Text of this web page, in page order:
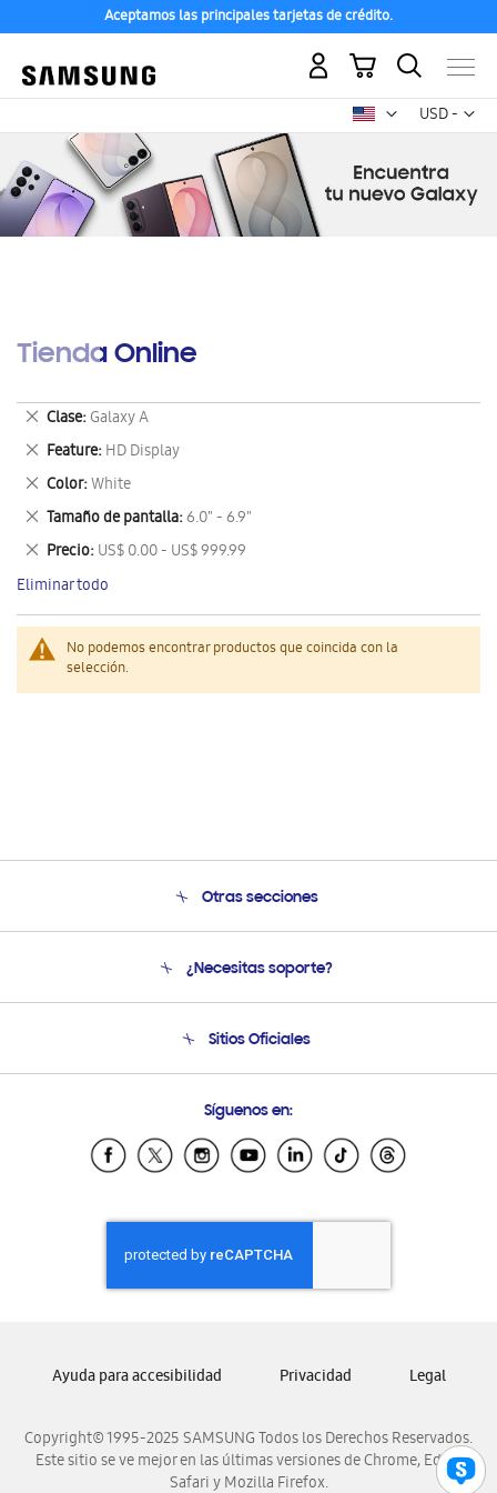
Aceptamos las principales tarjetas de crédito.
USD -
dólar
Mi carrito
Tienda Online
No podemos encontrar productos que coincida con la
selección.
Clase Galaxy A
Eliminar
este
artículo
Feature HD Display
Eliminar
este
artículo
Color White
Eliminar
este
artículo
Tamaño de pantalla 6.0" - 6.9"
Eliminar
este
artículo
Precio US$ 0.00 - US$ 999.99
Eliminar
este
artículo
Eliminar todo
Otras secciones
Soporte
Condiciones de Compra
¿Necesitas soporte?
Soporte vía eMail
Sitios Oficiales
Samsung Ecuador
Samsung El Salvador
Samsung Honduras
Samsung Nicaragua
Samsung Panamá
Samsung Venezuela
Síguenos en:
Copyright© 1995-2025 SAMSUNG Todos los Derechos Reservados.
Este sitio se ve mejor en las últimas versiones de Chrome, Edge,
Safari y Mozilla Firefox.
Ayuda para accesibilidad Privacidad Legal